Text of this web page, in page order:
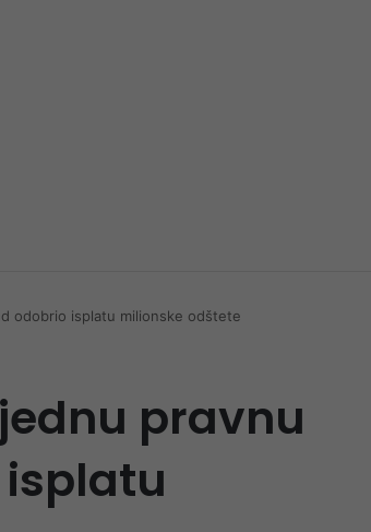
odobrio isplatu milionske odštete
pravnu
isplatu